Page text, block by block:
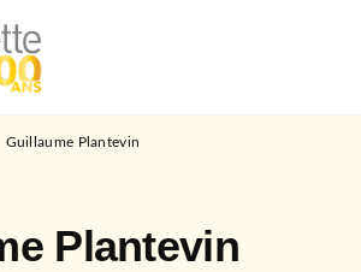
Guillaume Plantevin
Plantevin